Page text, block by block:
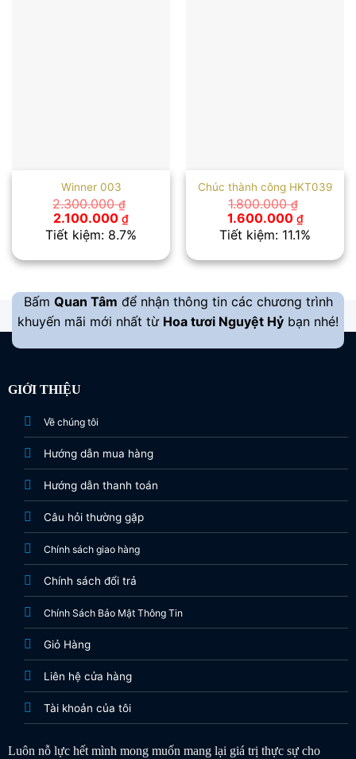
Winner 003
2.300.000₫
Giá
gốc
là:
2.100.000 ₫Giá
hiện
tại
2.100.000 ₫.
Tiết kiệm: 8.7%
Chúc thành công HKT039
1.800.000₫
Giá
gốc
là:
1.600.000 ₫Giá
hiện
tại
Tiết kiệm: 11.1%
Bấm Quan Tâm để nhận thông tin các chương trình
khuyến mãi mới nhất từ Hoa tươi Nguyệt Hỷ bạn nhé!
GIỚI THIỆU
Về chúng tôi
Hướng dẫn mua hàng
Hướng dẫn thanh toán
Câu hỏi thường gặp
Chính sách giao hàng
Chính sách đổi trả
Chính Sách Bảo Mật Thông Tin
Giỏ Hàng
Liên hệ cửa hàng
Tài khoản của tôi
Luôn nỗ lực hết mình mong muốn mang lại giá trị thực sự cho